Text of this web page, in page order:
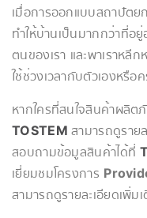
เมื่อการออกแบบสถาปัต
ทำให้บ้านเป็นมากกว่าที่อ
ตนของเรา และพาเราหลี
ใช้ช่วงเวลากับตัวเองหรือ
หากใครที่สนใจสินค้าผลิ
TOSTEMสามารถดูราย
สอบถามข้อมูลสินค้าได้ที่
เยี่ยมชมโครงการ
สามารถดูรายละเอียดเพิ่ม